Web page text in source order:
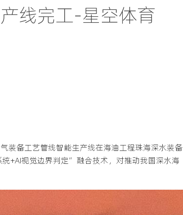
线完工-星空体育
装备工艺管线智能生产线在海油工程珠海深水装备
+AI视觉边界判定”融合技术，对推动我国深水海